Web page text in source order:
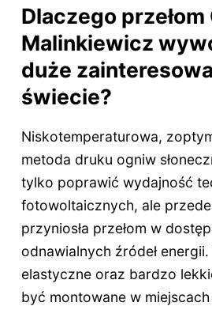
Dlaczego przełom
Malinkiewicz
duże
świecie?
Niskotemperaturowa,
metoda druku ogniw
tylko poprawić wydajność
fotowoltaicznych, ale
przyniosła przełom w
odnawialnych źródeł
elastyczne oraz bardzo
być montowane w